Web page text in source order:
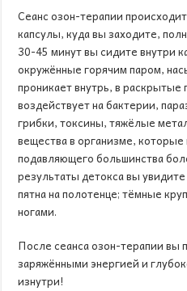
Сеанс озон-терапии
капсулы, куда вы заходите,
30-45 минут вы сидите внутри
окружённые горячим паром,
проникает внутрь, в
воздействует на бактерии,
грибки, токсины, тяжёлые
вещества в организме,
подавляющего большинства
результаты детокса вы
пятна на полотенце; тёмные
ногами.
После сеанса озон-терапии вы
заряжёнными энергией и
изнутри!